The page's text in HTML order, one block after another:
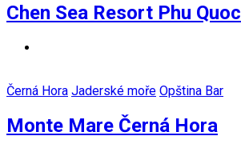
Chen Sea Resort Phu Quoc
Černá Hora Jaderské moře Opština Bar
Monte Mare Černá Hora